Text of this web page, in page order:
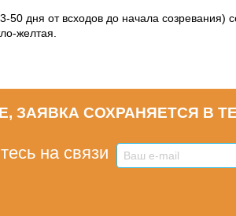
50 дня от всходов до начала созревания)
желтая.
ЗАЯВКА СОХРАНЯЕТСЯ В
на связи